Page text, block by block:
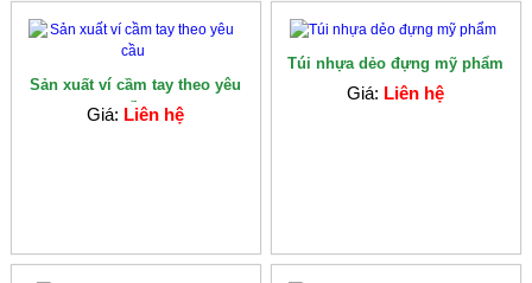
Sản xuất ví cầm tay theo yêu
cầu
Giá: Liên hệ
Túi nhựa dẻo đựng mỹ phẩm
Giá: Liên hệ